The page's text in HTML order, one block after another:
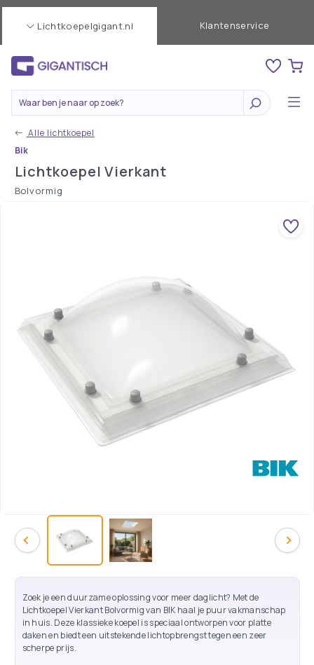
Lichtkoepelgigant.nl Klantenservice
Alle lichtkoepel
Bik
Lichtkoepel Vierkant
Bolvormig
Zoek je een duurzame oplossing voor meer daglicht? Met de
Lichtkoepel Vierkant Bolvormig van BIK haal je puur vakmanschap
in huis. Deze klassieke koepel is speciaal ontworpen voor platte
daken en biedt een uitstekende lichtopbrengst tegen een zeer
scherpe prijs.